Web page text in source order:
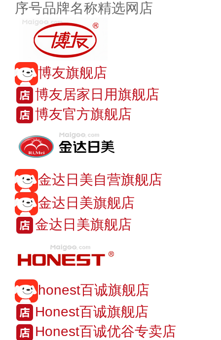
序号品牌名称精选网店
博友旗舰店
博友居家日用旗舰店
博友官方旗舰店
金达日美自营旗舰店
金达日美旗舰店
金达日美旗舰店
honest百诚旗舰店
Honest百诚旗舰店
Honest百诚优谷专卖店